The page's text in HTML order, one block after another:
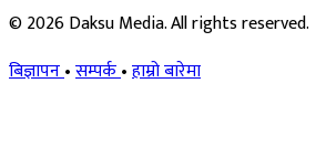
© 2026 Daksu Media. All rights reserved.
बिज्ञापन•सम्पर्क•हाम्रो बारेमा